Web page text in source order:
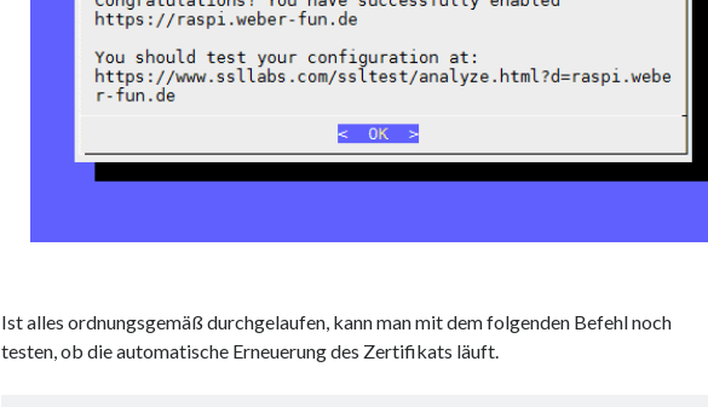
Ist alles ordnungsgemäß durchgelaufen, kann man mit dem folgenden Befehl noch
testen, ob die automatische Erneuerung des Zertifikats läuft.